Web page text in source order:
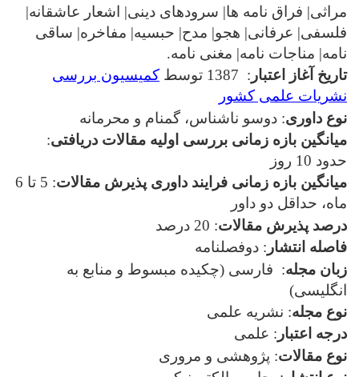
مراثی| فراق نامه ها| سرودهای دینی| اشعار عاشقانه|
فلسفی| عرفانی| هجو| مدح| حبسیه| مفاخره| ساقی
نامه| مناجات نامه| مغنی نامه.
تاریخ آغاز اعتبار : 1387 توسط
کمیسیون بررسی
نشریات علمی کشور
نوع داوری: دوسو ناشناس، گمنام و محرمانه
میانگین بازه زمانی بررسی اولیه مقالات دریافتی:
حدود 10 روز
میانگین بازه زمانی فرایند داوری پذیرش مقالات
: 5 تا 6
ماه، حداقل دو داور
درصد پذیرش مقالات: 20 درصد
فاصله انتشار : دوفصلنامه
زبان مجله: فارسی (چکیده مبسوط و منابع به
انگلیسی)
نوع مجله: نشریه علمی
درجه اعتبار : علمی
نوع مقالات: پژوهشی و مروری